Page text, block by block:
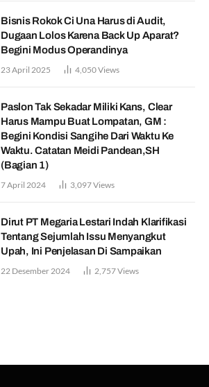
Bisnis Rokok Ci Una Harus di Audit,
Dugaan Lolos Karena Back Up Aparat?
Begini Modus Operandinya
23 April 2025 4,050Views
Paslon Tak Sekadar Miliki Kans, Clear
Harus Mampu Buat Lompatan, GM :
Begini Kondisi Sangihe Dari Waktu Ke
Waktu. Catatan Meidi Pandean,SH
(Bagian 1)
7 April 2024 3,097Views
Dirut PT Megaria Lestari Indah Klarifikasi
Tentang Sejumlah Issu Menyangkut
Upah, Ini Penjelasan Di Sampaikan
22 Desember 2024 2,757Views